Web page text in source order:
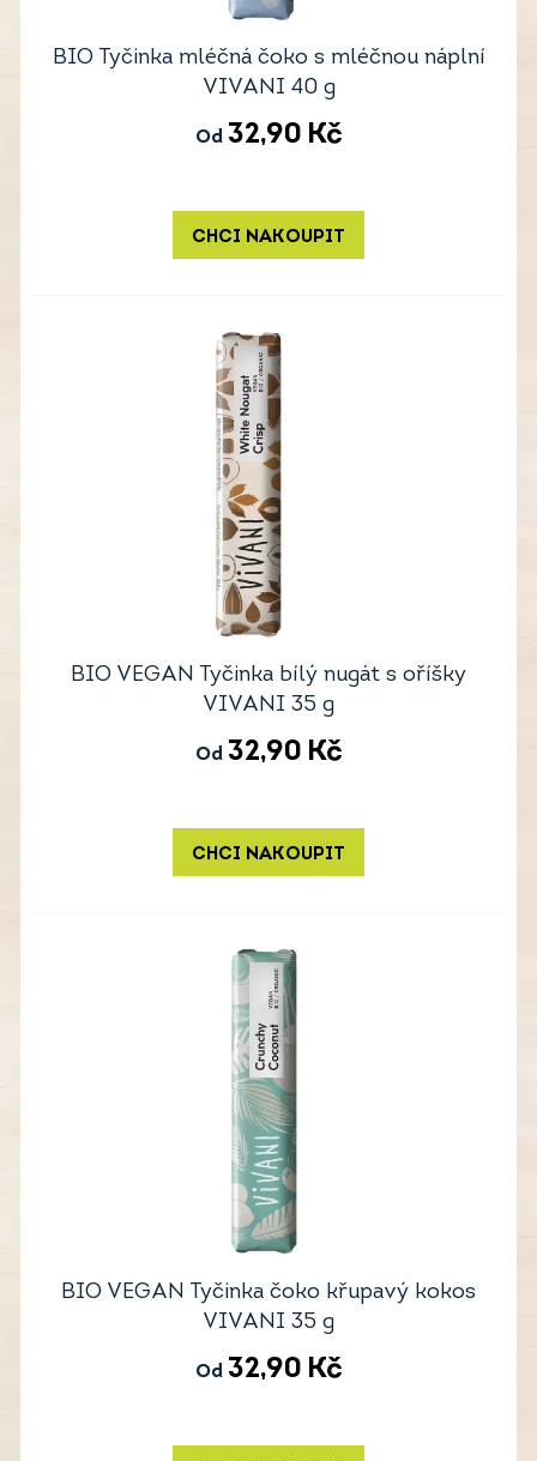
BIO Tyčinka mléčná čoko s mléčnou náplní
VIVANI 40 g
Od 32,90 Kč
CHCI NAKOUPIT
BIO VEGAN Tyčinka bílý nugát s oříšky
VIVANI 35 g
Od 32,90 Kč
CHCI NAKOUPIT
BIO VEGAN Tyčinka čoko křupavý kokos
VIVANI 35 g
Od 32,90 Kč